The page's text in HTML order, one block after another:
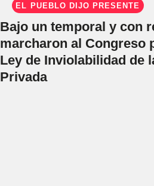
EL PUEBLO DIJO PRESENTE
Bajo un temporal y con
marcharon al Congreso
Ley de Inviolabilidad de
Privada